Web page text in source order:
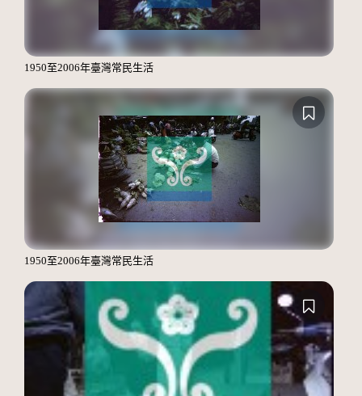
1950至2006年臺灣常民生活
1950至2006年臺灣常民生活